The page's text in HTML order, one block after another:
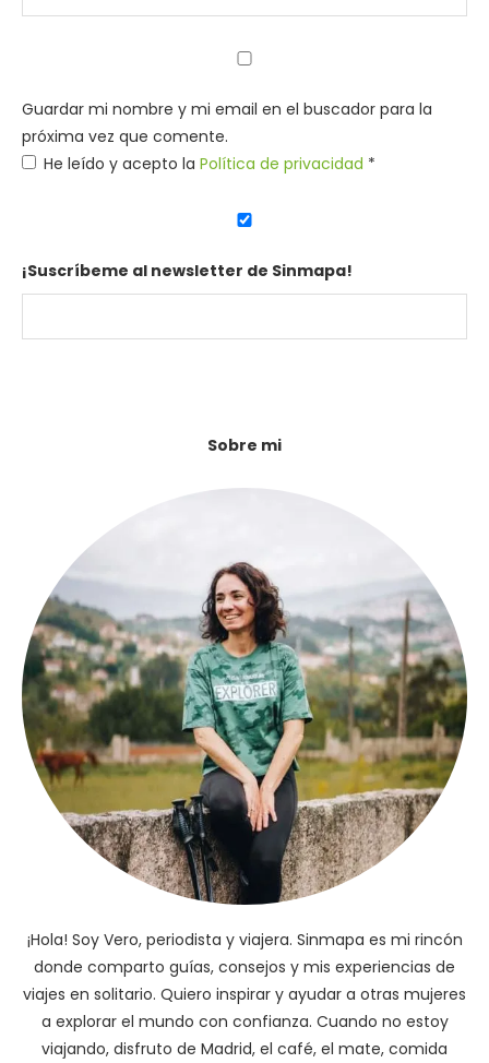
Guardar mi nombre y mi email en el buscador para la
próxima vez que comente.
He leído y acepto la Política de privacidad *
¡Suscríbeme al newsletter de Sinmapa!
Sobre mi
¡Hola! Soy Vero, periodista y viajera. Sinmapa es mi rincón
donde comparto guías, consejos y mis experiencias de
viajes en solitario. Quiero inspirar y ayudar a otras mujeres
a explorar el mundo con confianza. Cuando no estoy
viajando, disfruto de Madrid, el café, el mate, comida